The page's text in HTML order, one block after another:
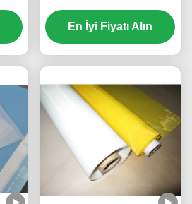
Mikron Naylon Filtre
Tülü
En İyi Fiyatı Alın